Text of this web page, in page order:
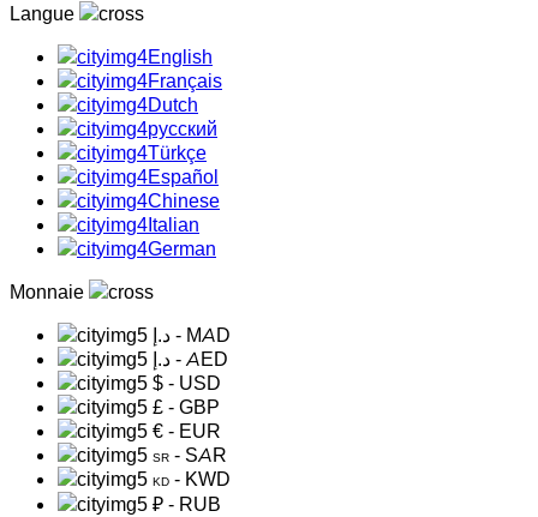
Langue
English
Français
Dutch
русский
Türkçe
Español
Chinese
Italian
German
Monnaie
د.إ - MAD
د.إ - AED
$ - USD
£ - GBP
€ - EUR
SR - SAR
KD - KWD
₽ - RUB